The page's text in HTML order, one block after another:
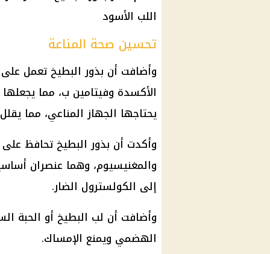
اللب الأسود
تحسين صحة المناعة
وأضافت أن بذور البطيخ تعمل
الأكسدة وفيتامين ب، مما
يحتاجها الجهاز المناعي، مما
وأكدت أن بذور البطيخ تحافظ
والمغنيسيوم، وهما عنصران
إلى الكولسترول الضار.
وأضافت أن لب البطيخ أو الحبة
الهضمي ويمنع الإمساك.